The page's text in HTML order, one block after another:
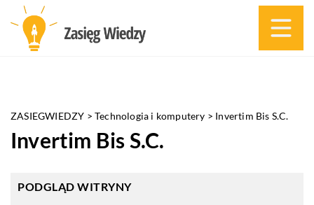
ZASIEGWIEDZY >Technologia i komputery > Invertim Bis S.C.
Invertim Bis S.C.
PODGLĄD WITRYNY